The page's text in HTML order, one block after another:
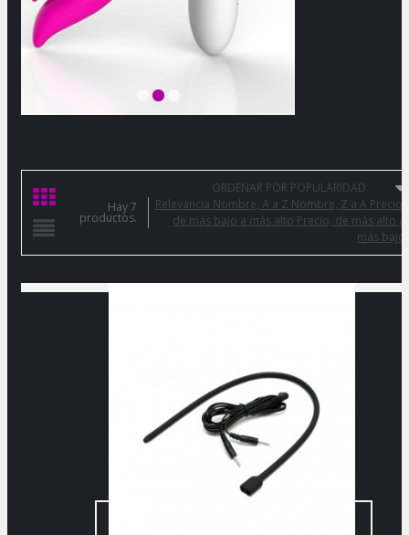
Hay 7
productos.
ORDENAR POR POPULARIDAD
Relevancia Nombre, A a Z Nombre, Z a A Precio:
de más bajo a más alto Precio, de más alto a
más bajo